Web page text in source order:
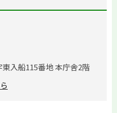
入船115番地 本庁舎2階